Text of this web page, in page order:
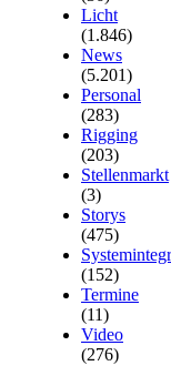
Licht
(1.846)
News
(5.201)
Personal
(283)
Rigging
(203)
Stellenmarkt
(3)
Storys
(475)
(152)
Termine
(11)
Video
(276)